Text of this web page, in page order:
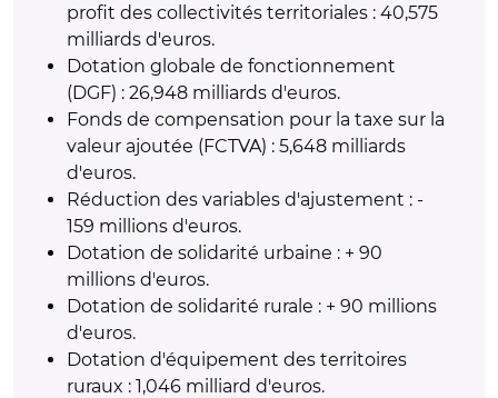
profit des collectivités territoriales : 40,575
milliards d'euros.
Dotation globale de fonctionnement
(DGF) : 26,948 milliards d'euros.
Fonds de compensation pour la taxe sur la
valeur ajoutée (FCTVA) : 5,648 milliards
d'euros.
Réduction des variables d'ajustement : -
159 millions d'euros.
Dotation de solidarité urbaine : + 90
millions d'euros.
Dotation de solidarité rurale : + 90 millions
d'euros.
Dotation d'équipement des territoires
ruraux : 1,046 milliard d'euros.